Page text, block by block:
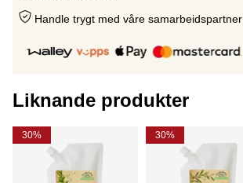
Handle trygt med våre samarbeidspartner
Liknande produkter
30% 30%